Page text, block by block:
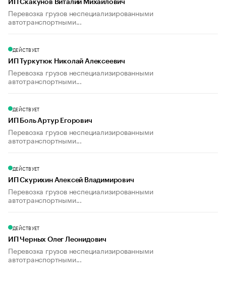
ИП Скакунов Виталий Михайлович
Перевозка грузов неспециализированными
автотранспортными...
ДЕЙСТВУЕТ
ИП Туркутюк Николай Алексеевич
Перевозка грузов неспециализированными
автотранспортными...
ДЕЙСТВУЕТ
ИП Боль Артур Егорович
Перевозка грузов неспециализированными
автотранспортными...
ДЕЙСТВУЕТ
ИП Скурихин Алексей Владимирович
Перевозка грузов неспециализированными
автотранспортными...
ДЕЙСТВУЕТ
ИП Черных Олег Леонидович
Перевозка грузов неспециализированными
автотранспортными...